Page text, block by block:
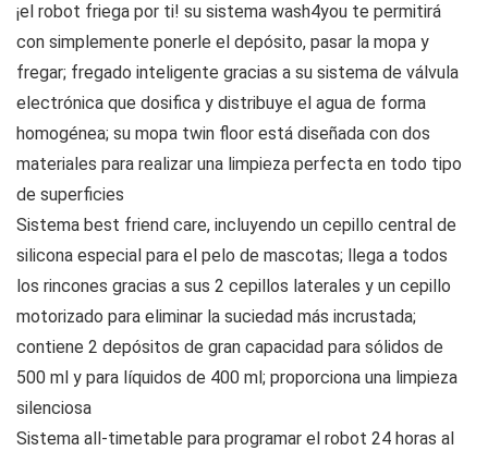
¡el robot friega por ti! su sistema wash4you te permitirá
con simplemente ponerle el depósito, pasar la mopa y
fregar; fregado inteligente gracias a su sistema de válvula
electrónica que dosifica y distribuye el agua de forma
homogénea; su mopa twin floor está diseñada con dos
materiales para realizar una limpieza perfecta en todo tipo
de superficies
Sistema best friend care, incluyendo un cepillo central de
silicona especial para el pelo de mascotas; llega a todos
los rincones gracias a sus 2 cepillos laterales y un cepillo
motorizado para eliminar la suciedad más incrustada;
contiene 2 depósitos de gran capacidad para sólidos de
500 ml y para líquidos de 400 ml; proporciona una limpieza
silenciosa
Sistema all-timetable para programar el robot 24 horas al